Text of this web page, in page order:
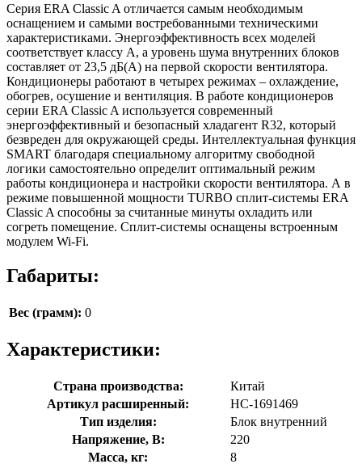
Серия ERA Classic A отличается самым необходимым
оснащением и самыми востребованными техническими
характеристиками. Энергоэффективность всех моделей
соответствует классу А, а уровень шума внутренних блоков
составляет от 23,5 дБ(А) на первой скорости вентилятора.
Кондиционеры работают в четырех режимах – охлаждение,
обогрев, осушение и вентиляция. В работе кондиционеров
серии ERA Classic A используется современный
энергоэффективный и безопасный хладагент R32, который
безвреден для окружающей среды. Интеллектуальная функция
SMART благодаря специальному алгоритму свободной
логики самостоятельно определит оптимальный режим
работы кондиционера и настройки скорости вентилятора. А в
режиме повышенной мощности TURBO сплит-системы ERA
Classic A способны за считанные минуты охладить или
согреть помещение. Сплит-системы оснащены встроенным
модулем Wi-Fi.
Габариты:
Вес (грамм): 0
Характеристики:
Страна производства:
Китай
Артикул расширенный:
НС-1691469
Тип изделия:
Блок внутренний
Напряжение, В:
220
Масса, кг:
8